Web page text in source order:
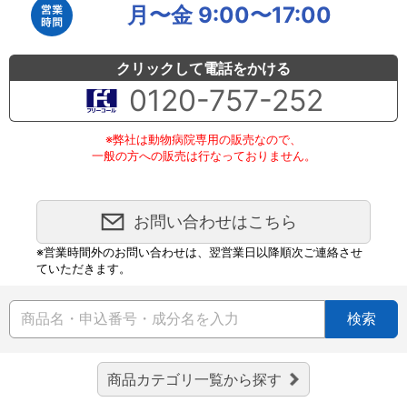
月〜金 9:00〜17:00
クリックして電話をかける
0120-757-252
※弊社は動物病院専用の販売なので、
一般の方への販売は行なっておりません。
お問い合わせはこちら
※営業時間外のお問い合わせは、翌営業日以降順次ご連絡させ
ていただきます。
検索
商品カテゴリ一覧から探す